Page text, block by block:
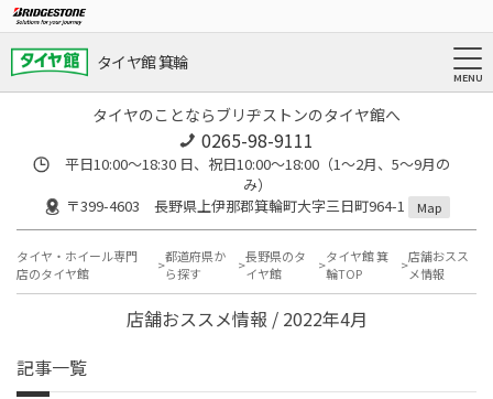
タイヤ館 箕輪
タイヤのことならブリヂストンのタイヤ館へ
0265-98-9111
平日10:00～18:30 日、祝日10:00～18:00（1～2月、5～9月の
み）
〒399-4603 長野県上伊那郡箕輪町大字三日町964-1
Map
タイヤ・ホイール専門
店のタイヤ館
都道府県か
ら探す
長野県のタ
イヤ館
タイヤ館 箕
輪TOP
店舗おスス
メ情報
店舗おススメ情報 / 2022年4月
記事一覧